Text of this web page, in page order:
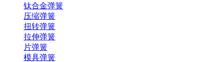
钛合金弹簧
压缩弹簧
扭转弹簧
拉伸弹簧
片弹簧
模具弹簧